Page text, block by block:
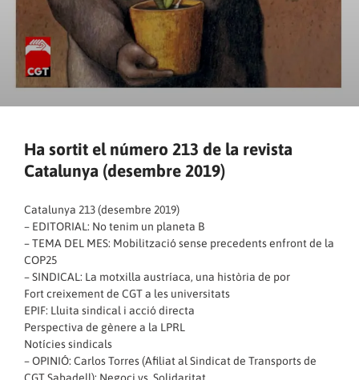
Ha sortit el número 213 de la revista
Catalunya (desembre 2019)
Catalunya 213 (desembre 2019)
– EDITORIAL: No tenim un planeta B
– TEMA DEL MES: Mobilització sense precedents enfront de la
COP25
– SINDICAL: La motxilla austríaca, una història de por
Fort creixement de CGT a les universitats
EPIF: Lluita sindical i acció directa
Perspectiva de gènere a la LPRL
Notícies sindicals
– OPINIÓ: Carlos Torres (Afiliat al Sindicat de Transports de